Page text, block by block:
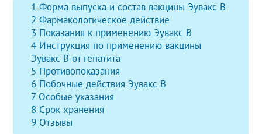
1 Форма выпуска и состав вакцины Эувакс В
2 Фармакологическое действие
3 Показания к применению Эувакс В
4 Инструкция по применению вакцины
Эувакс В от гепатита
5 Противопоказания
6 Побочные действия Эувакс В
7 Особые указания
8 Срок хранения
9 Отзывы